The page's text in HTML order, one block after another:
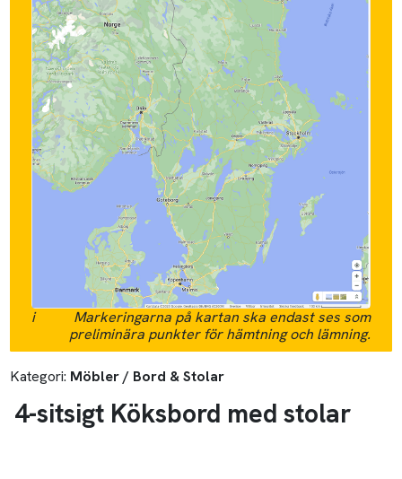
i
Markeringarna på kartan ska endast ses som
preliminära punkter för hämtning och lämning.
Kategori: Möbler / Bord & Stolar
4-sitsigt Köksbord med stolar